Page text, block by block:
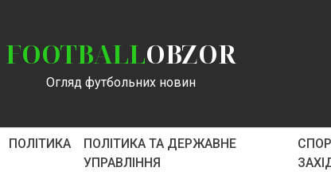
FOOTBALLOBZOR
Огляд футбольних новин
ПОЛІТИКА
ПОЛІТИКА ТА ДЕРЖАВНЕ
УПРАВЛІННЯ